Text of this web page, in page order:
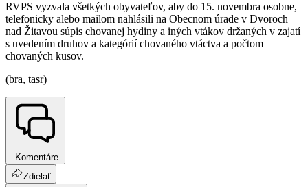
RVPS vyzvala všetkých obyvateľov, aby do 15. novembra osobne,
telefonicky alebo mailom nahlásili na Obecnom úrade v Dvoroch
nad Žitavou súpis chovanej hydiny a iných vtákov držaných v zajatí
s uvedením druhov a kategórií chovaného vtáctva a počtom
chovaných kusov.
(bra, tasr)
Komentáre
Zdielať